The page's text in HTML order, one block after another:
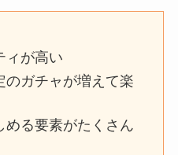
ィが高い
のガチャが増えて楽
める要素がたくさん